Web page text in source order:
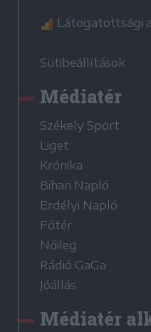
Látogatottsági
Sütibeállítások
Médiatér
Székely Sport
Liget
Krónika
Bihari Napló
Erdélyi Napló
Főtér
Nőileg
Rádió GaGa
Jóállás
Médiatér